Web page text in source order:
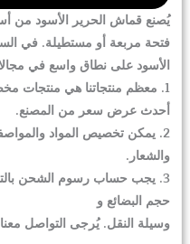
يُصنع قماش الحرير الأسود من
فتحة مربعة أو مستطيلة. في
الأسود على نطاق واسع في
1. معظم منتجاتنا هي منتجات
أحدث عرض سعر من المصنع.
2. يمكن تخصيص المواد
والشعار.
3. يجب حساب رسوم الشحن
حجم البضائع و
وسيلة النقل. يُرجى التواصل